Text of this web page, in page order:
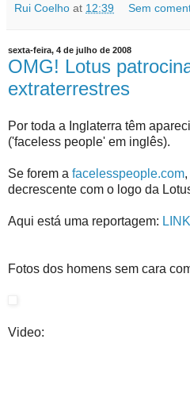
Rui Coelho at 12:39 Sem
sexta-feira, 4 de julho de 2008
OMG! Lotus
extraterrestres
Por toda a Inglaterra têm
('faceless people' em inglês).
Se forem a facelesspeople.com
decrescente com o logo da
Aqui está uma reportagem:
Fotos dos homens sem cara
Video: